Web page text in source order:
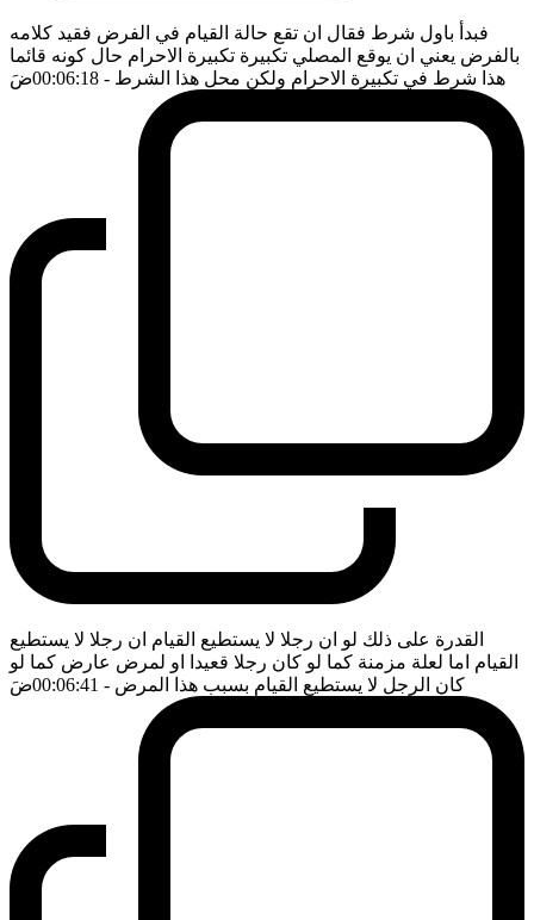
فبدأ باول شرط فقال ان تقع حالة القيام في الفرض فقيد كلامه
بالفرض يعني ان يوقع المصلي تكبيرة تكبيرة الاحرام حال كونه قائما
هذا شرط في تكبيرة الاحرام ولكن محل هذا الشرط - 00:06:18 ضَ
القدرة على ذلك لو ان رجلا لا يستطيع القيام ان رجلا لا يستطيع
القيام اما لعلة مزمنة كما لو كان رجلا قعيدا او لمرض عارض كما لو
كان الرجل لا يستطيع القيام بسبب هذا المرض - 00:06:41 ضَ